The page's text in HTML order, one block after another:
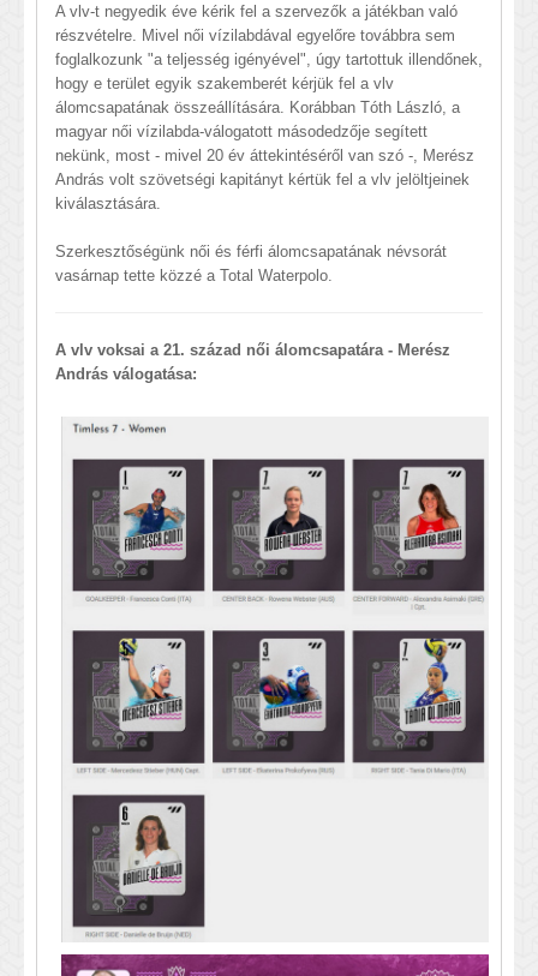
A vlv-t negyedik éve kérik fel a szervezők a játékban való
részvételre. Mivel női vízilabdával egyelőre továbbra sem
foglalkozunk "a teljesség igényével", úgy tartottuk illendőnek,
hogy e terület egyik szakemberét kérjük fel a vlv
álomcsapatának összeállítására. Korábban Tóth László, a
magyar női vízilabda-válogatott másodedzője segített
nekünk, most - mivel 20 év áttekintéséről van szó -, Merész
András volt szövetségi kapitányt kértük fel a vlv jelöltjeinek
kiválasztására.
Szerkesztőségünk női és férfi álomcsapatának névsorát
vasárnap tette közzé a Total Waterpolo.
A vlv voksai a 21. század női álomcsapatára - Merész
András válogatása: